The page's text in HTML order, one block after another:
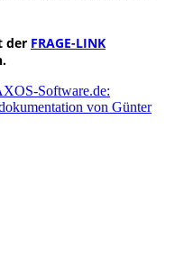
der FRAGE-LINK
Software.de:
von Günter